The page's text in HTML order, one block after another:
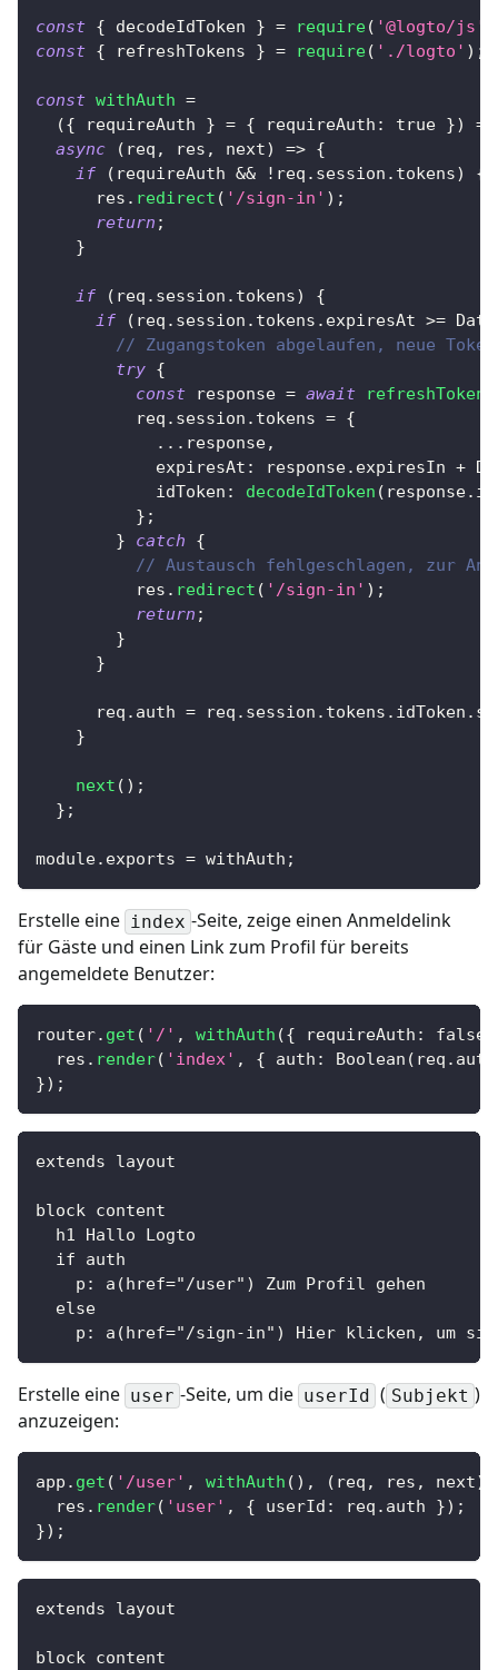
const { decodeIdToken } = require( '@logto/js'
const { refreshTokens } = require( './logto' ) ;
const withAuth =
({ requireAuth } = { requireAuth : true })
=>
async
( req , res , next) => {
if
( requireAuth && ! req . session . tokens)
{
      res
. redirect ( '/sign-in' ) ;
return ;
}
if ( req . session . tokens)
{
if
( req . session . tokens . expiresAt >= Date
// Zugangstoken abgelaufen, neue
try {
const response = await refreshTokens
          req
. session . tokens = {
... response,
expiresAt : response. expiresIn +
idToken : decodeIdToken ( response.
} ;
}
catch
{
// Austausch fehlgeschlagen, zur
          res
. redirect ( '/sign-in' ) ;
return ;
}
}
      req
. auth = req . session . tokens . idToken .
}
next ( ) ;
} ;
module. exports = withAuth ;
Erstelle eine index -Seite, zeige einen Anmeldelink
für Gäste und einen Link zum Profil für bereits
angemeldete Benutzer:
router. get ( '/' , withAuth ({ requireAuth : false
  res
. render( 'index' , { auth : Boolean ( req . auth
}) ;
extends layout
block content
  h1 Hallo Logto
  if auth
    p: a(href="/user") Zum Profil gehen
  else
p: a(href="/sign-in") Hier klicken, um
Erstelle eine user -Seite, um die userId ( Subjekt )
anzuzeigen:
app . get ( '/user' , withAuth ( ) , ( req , res , next)
  res
. render( 'user' , { userId : req . auth }) ;
}) ;
extends layout
block content